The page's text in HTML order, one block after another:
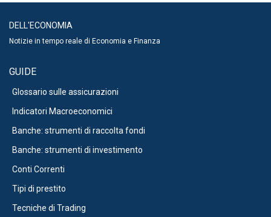
DELL'ECONOMIA
Notizie in tempo reale di Economia e Finanza
GUIDE
Glossario sulle assicurazioni
Indicatori Macroeconomici
Banche: strumenti di raccolta fondi
Banche: strumenti di investimento
Conti Correnti
Tipi di prestito
Tecniche di Trading